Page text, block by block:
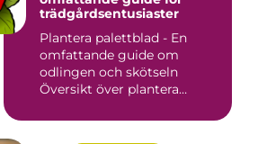
trädgårdsentusiaster
Plantera palettblad - En
omfattande guide om
odlingen och skötseln
Översikt över plantera